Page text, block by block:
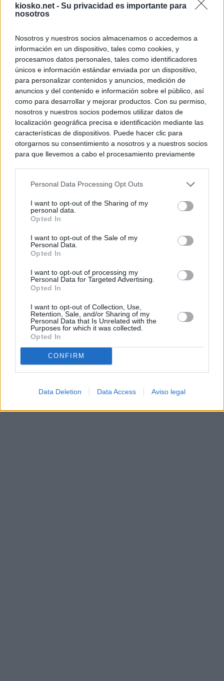
kiosko.net - Su privacidad es importante para
nosotros
Nosotros y nuestros socios almacenamos o accedemos a
información en un dispositivo, tales como cookies, y
procesamos datos personales, tales como identificadores
únicos e información estándar enviada por un dispositivo,
para personalizar contenidos y anuncios, medición de
anuncios y del contenido e información sobre el público, así
como para desarrollar y mejorar productos. Con su permiso,
nosotros y nuestros socios podemos utilizar datos de
localización geográfica precisa e identificación mediante las
características de dispositivos. Puede hacer clic para
otorgarnos su consentimiento a nosotros y a nuestros socios
para que llevemos a cabo el procesamiento previamente
negar su consentimiento. Tenga en cuenta que algún
de su consentimiento, pero usted tiene el derecho de
rechazar tal procesamiento. Sus preferencias se aplicarán
cualquier momento entrando de nuevo en este sitio web o
visitando nuestra política de privacidad.
Personal Data Processing Opt Outs
I want to opt-out of the Sharing of my
personal data.
Opted In
I want to opt-out of the Sale of my
Personal Data.
Opted In
I want to opt-out of processing my
Personal Data for Targeted Advertising.
Opted In
I want to opt-out of Collection, Use,
Retention, Sale, and/or Sharing of my
Personal Data that Is Unrelated with the
Purposes for which it was collected.
Opted In
CONFIRM
Data Deletion Data Access Aviso legal